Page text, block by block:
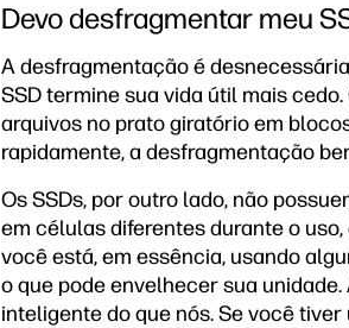
Devo desfragmentar meu
A desfragmentação é
SSD termine sua vida útil mais
arquivos no prato giratório em
rapidamente, a desfragmentação
Os SSDs, por outro lado, não
em células diferentes durante o
você está, em essência, usando
o que pode envelhecer sua
inteligente do que nós. Se você